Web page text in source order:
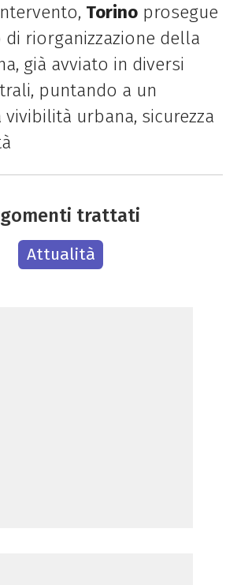
Torinoprosegue
riorganizzazione della
già avviato in diversi
puntando a un
urbana, sicurezza
trattati
Attualità